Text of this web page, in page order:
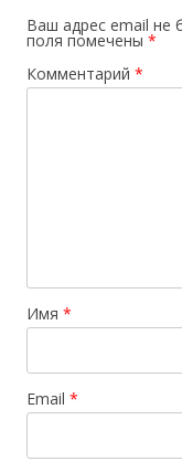
Ваш адрес email не
поля помечены *
Комментарий *
Имя *
Email *